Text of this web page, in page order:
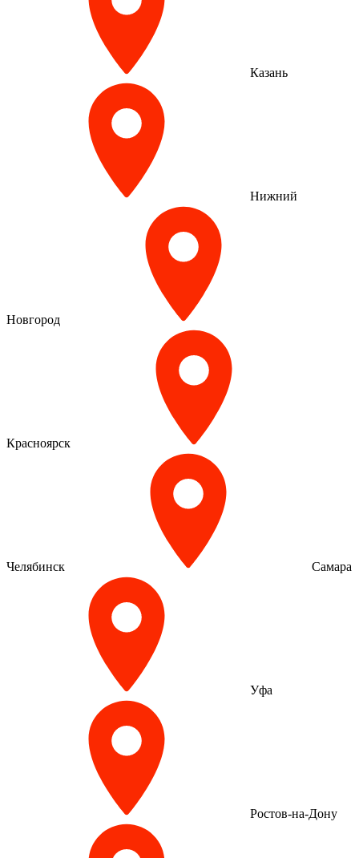
Казань
Нижний
Новгород
Красноярск
Челябинск Самара
Уфа
Ростов-на-Дону